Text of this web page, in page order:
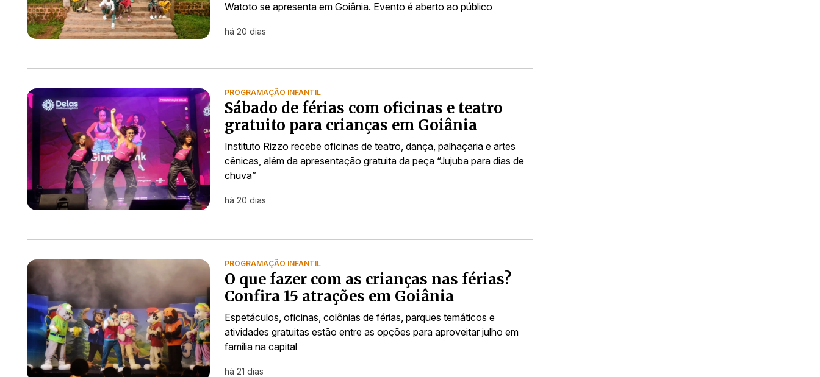
Watoto se apresenta em Goiânia. Evento é aberto ao público
há 20 dias
PROGRAMAÇÃO INFANTIL
Sábado de férias com oficinas e teatro
gratuito para crianças em Goiânia
Instituto Rizzo recebe oficinas de teatro, dança, palhaçaria e artes
cênicas, além da apresentação gratuita da peça “Jujuba para dias de
chuva”
há 20 dias
PROGRAMAÇÃO INFANTIL
O que fazer com as crianças nas férias?
Confira 15 atrações em Goiânia
Espetáculos, oficinas, colônias de férias, parques temáticos e
atividades gratuitas estão entre as opções para aproveitar julho em
família na capital
há 21 dias